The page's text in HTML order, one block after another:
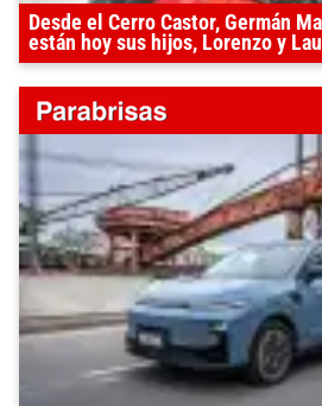
Desde el Cerro Castor, Germán
están hoy sus hijos, Lorenzo y